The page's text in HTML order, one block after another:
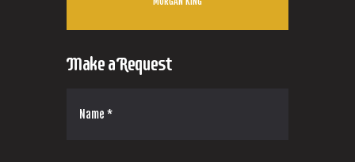
Make a Request